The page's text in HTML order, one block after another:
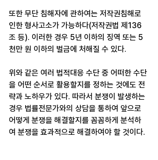
또한 무단 침해자에 관하여는 저작권침해로
인한 형사고소가 가능하다(저작권법 제136
조 등). 이러한 경우 5년 이하의 징역 또는 5
천만 원 이하의 벌금에 처해질 수 있다.
위와 같은 여러 법적대응 수단 중 어떠한 수단
을 어떤 순서로 활용할지를 정하는 것에도 전
략과 노하우가 있다. 따라서 분쟁이 발생하는
경우 법률전문가와의 상담을 통하여 앞으로
어떻게 분쟁을 해결할지를 꼼꼼하게 분석하
여 분쟁을 효과적으로 해결하여야 할 것이다.